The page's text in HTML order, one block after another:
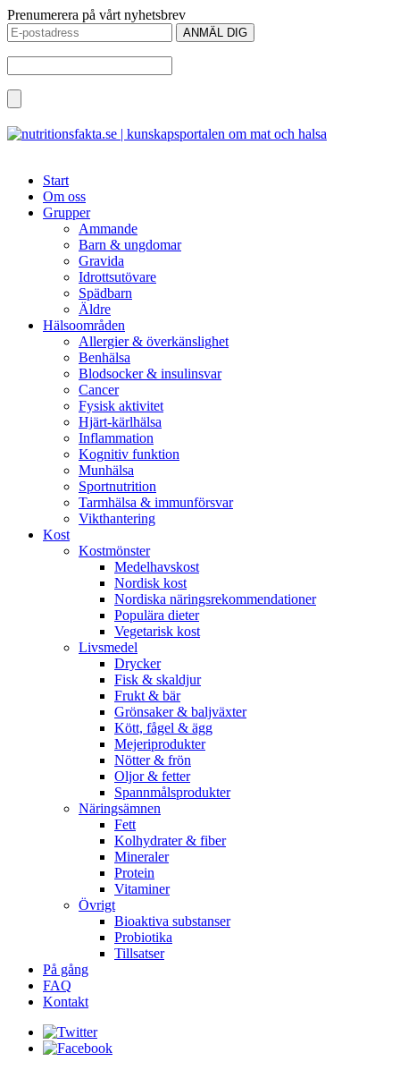
Prenumerera på vårt nyhetsbrev
Start
Om oss
Grupper
Ammande
Barn & ungdomar
Gravida
Idrottsutövare
Spädbarn
Äldre
Hälsoområden
Allergier & överkänslighet
Benhälsa
Blodsocker & insulinsvar
Cancer
Fysisk aktivitet
Hjärt-kärlhälsa
Inflammation
Kognitiv funktion
Munhälsa
Sportnutrition
Tarmhälsa & immunförsvar
Vikthantering
Kost
Kostmönster
Medelhavskost
Nordisk kost
Nordiska näringsrekommendationer
Populära dieter
Vegetarisk kost
Livsmedel
Drycker
Fisk & skaldjur
Frukt & bär
Grönsaker & baljväxter
Kött, fågel & ägg
Mejeriprodukter
Nötter & frön
Oljor & fetter
Spannmålsprodukter
Näringsämnen
Fett
Kolhydrater & fiber
Mineraler
Protein
Vitaminer
Övrigt
Bioaktiva substanser
Probiotika
Tillsatser
På gång
FAQ
Kontakt